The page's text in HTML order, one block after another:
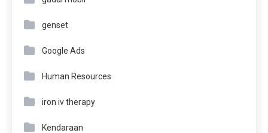
genset
Google Ads
Human Resources
iron iv therapy
Kendaraan